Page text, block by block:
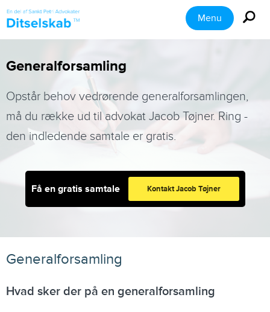
Menu
Generalforsamling
Opstår behov vedrørende generalforsamlingen,
må du række ud til advokat Jacob Tøjner. Ring -
den indledende samtale er gratis.
Få en gratis samtale Kontakt Jacob Tøjner
Generalforsamling
Hvad sker der på en generalforsamling